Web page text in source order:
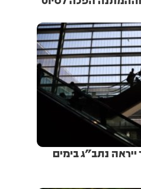
ייראה נתב"ג בימים